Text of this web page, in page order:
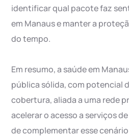
identificar qual pacote faz
em Manaus e manter a
do tempo.
Em resumo, a saúde em
pública sólida, com potencial
cobertura, aliada a uma rede
acelerar o acesso a serviços
de complementar esse